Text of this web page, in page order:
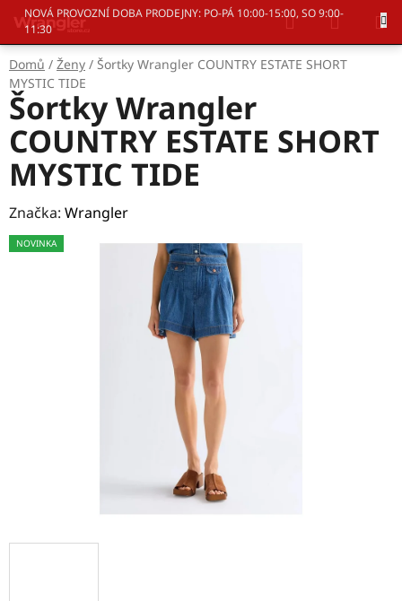
Přejít
obsah
NOVÁ PROVOZNÍ DOBA PRODEJNY: PO-PÁ 10:00-15:00, SO 9:00-
11:30
Hledat
KOŠÍK
Domů / Ženy / Šortky Wrangler COUNTRY ESTATE SHORT
MYSTIC TIDE
Šortky Wrangler
COUNTRY ESTATE SHORT
MYSTIC TIDE
Značka: Wrangler
NOVINKA